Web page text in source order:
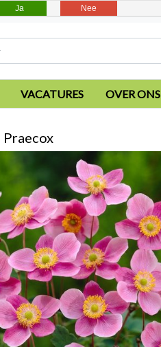
VACATURES OVER ONS
Ja Nee